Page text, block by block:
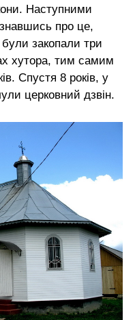
Наступними
про це,
закопали три
хутора, тим самим
Спустя 8 років, у
церковний дзвін.